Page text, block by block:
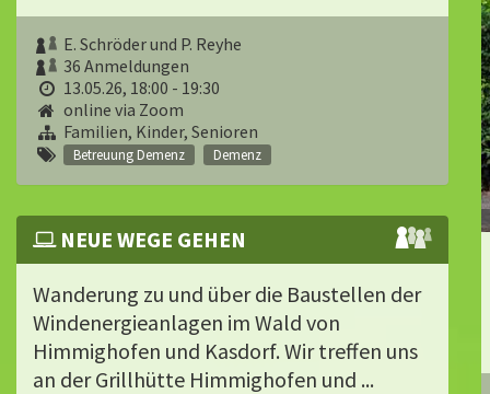
E. Schröder und P. Reyhe
36 Anmeldungen
13.05.26, 18:00 - 19:30
online via Zoom
Familien, Kinder, Senioren
Betreuung Demenz Demenz
NEUE WEGE GEHEN
Wanderung zu und über die Baustellen der
Windenergieanlagen im Wald von
Himmighofen und Kasdorf. Wir treffen uns
an der Grillhütte Himmighofen und ...